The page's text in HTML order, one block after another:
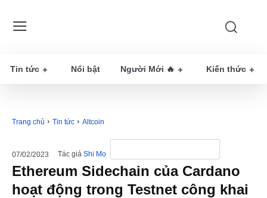
Tin tức Nổi bật Người Mới 🔥 Kiến thức
Trang chủ Tin tức Altcoin
07/02/2023 Tác giả Shi Mo
Ethereum Sidechain của Cardano
hoạt động trong Testnet công khai